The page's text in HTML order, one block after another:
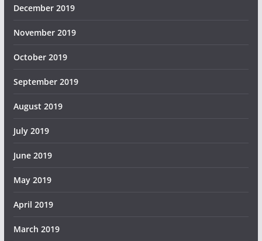
December 2019
November 2019
October 2019
September 2019
August 2019
July 2019
June 2019
May 2019
April 2019
March 2019